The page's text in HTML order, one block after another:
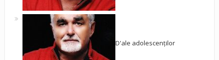
D'ale adolescenților